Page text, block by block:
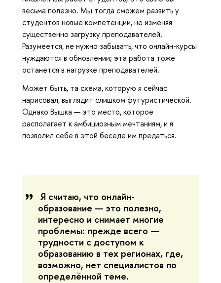
весьма полезно. Мы тогда сможем развить у
студентов новые компетенции, не изменяя
существенно загрузку преподавателей.
Разумеется, не нужно забывать, что онлайн-курсы
нуждаются в обновлении; эта работа тоже
останется в нагрузке преподавателей.
Может быть, та схема, которую я сейчас
нарисовал, выглядит слишком футуристической.
Однако Вышка — это место, которое
располагает к амбициозным мечтаниям, и я
позволил себе в этой беседе им предаться.
Я считаю, что онлайн-
образование — это полезно,
интересно и снимает многие
проблемы: прежде всего —
трудности с доступом к
образованию в тех регионах, где,
возможно, нет специалистов по
определённой теме.